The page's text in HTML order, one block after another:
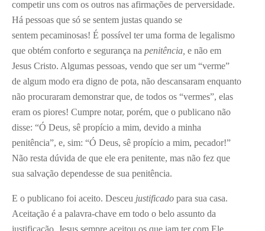
competir uns com os outros nas afirmações de perversidade.
Há pessoas que só se sentem justas quando se
sentem pecaminosas! É possível ter uma forma de legalismo
que obtém conforto e segurança na penitência, e não em
Jesus Cristo. Algumas pessoas, vendo que ser um “verme”
de algum modo era digno de pota, não descansaram enquanto
não procuraram demonstrar que, de todos os “vermes”, elas
eram os piores! Cumpre notar, porém, que o publicano não
disse: “Ó Deus, sê propício a mim, devido a minha
penitência”, e, sim: “Ó Deus, sê propício a mim, pecador!”
Não resta dúvida de que ele era penitente, mas não fez que
sua salvação dependesse de sua penitência.
E o publicano foi aceito. Desceu justificado para sua casa.
Aceitação é a palavra-chave em todo o belo assunto da
justificação. Jesus sempre aceitou os que iam ter com Ele.